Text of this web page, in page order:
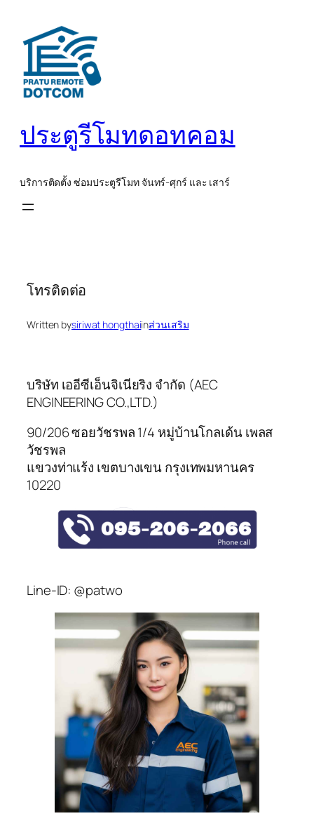
เนื้อหา
ประตูรีโมทดอทคอม
บริการติดตั้ง ซ่อมประตูรีโมท จันทร์-ศุกร์ และ เสาร์
โทรติดต่อ
Written bysiriwat hongthaiinส่วนเสริม
บริษัท เออีซีเอ็นจิเนียริง จำกัด (AEC
ENGINEERING CO.,LTD.)
90/206 ซอยวัชรพล 1/4 หมู่บ้านโกลเด้น เพลส
วัชรพล
แขวงท่าแร้ง เขตบางเขน กรุงเทพมหานคร
10220
Line-ID: @patwo